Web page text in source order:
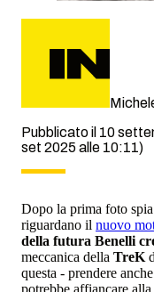
Pubblicato il 10
set 2025 alle 10:11)
Dopo la prima foto
riguardano il nuovo
della futura Benelli
meccanica della TreK
questa - prendere
potrebbe affiancare alla